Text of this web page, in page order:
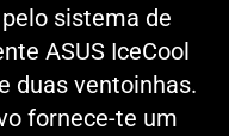
sistema de
ASUS IceCool
duas ventoinhas.
fornece-te um